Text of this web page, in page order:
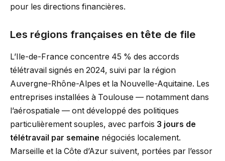
pour les directions financières.
Les régions françaises en tête de file
L’Ile-de-France concentre 45 % des accords
télétravail signés en 2024, suivi par la région
Auvergne-Rhône-Alpes et la Nouvelle-Aquitaine. Les
entreprises installées à Toulouse — notamment dans
l’aérospatiale — ont développé des politiques
particulièrement souples, avec parfois 3 jours de
télétravail par semaine négociés localement.
Marseille et la Côte d’Azur suivent, portées par l’essor